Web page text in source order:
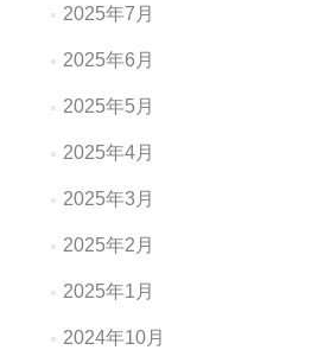
2025年7月
2025年6月
2025年5月
2025年4月
2025年3月
2025年2月
2025年1月
2024年10月